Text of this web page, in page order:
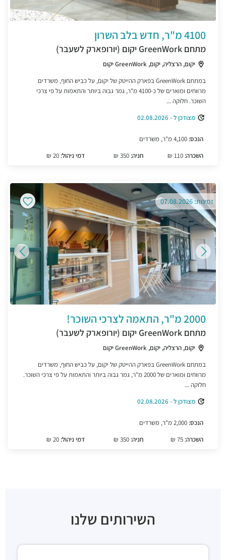
4100 מ"ר, חדש בלב השרון
מתחם GreenWork יקום (יורופארק לשעבר)
יקום, הרצליה, יקום, GreenWork יקום
במתחם GreenWork בפארק ההייטק של יקום, על כביש החוף, משרדים
מרווחים ומוארים של כ-4100 מ"ר, גמר גבוה ביותר והתאמות על פי צרכי
השוכר. חלוקה ...
מצודכן ל - 02.08.2026
הנכס:
השכרה:
חניה: דמי ניהול: 20 ₪
זמינות: 07.08.2026
2000 מ"ר, התאמה לצרכי השוכר!
מתחם GreenWork יקום (יורופארק לשעבר)
יקום, הרצליה, יקום, GreenWork יקום
במתחם GreenWork בפארק ההייטק של יקום, על כביש החוף, משרדים
מרווחים ומוארים של 2000 מ"ר, גמר גבוה ביותר והתאמות על פי צרכי השוכר.
חלוקה ...
מצודכן ל - 02.08.2026
הנכס:
השכרה:
חניה: דמי ניהול: 20 ₪
השירותים שלנו